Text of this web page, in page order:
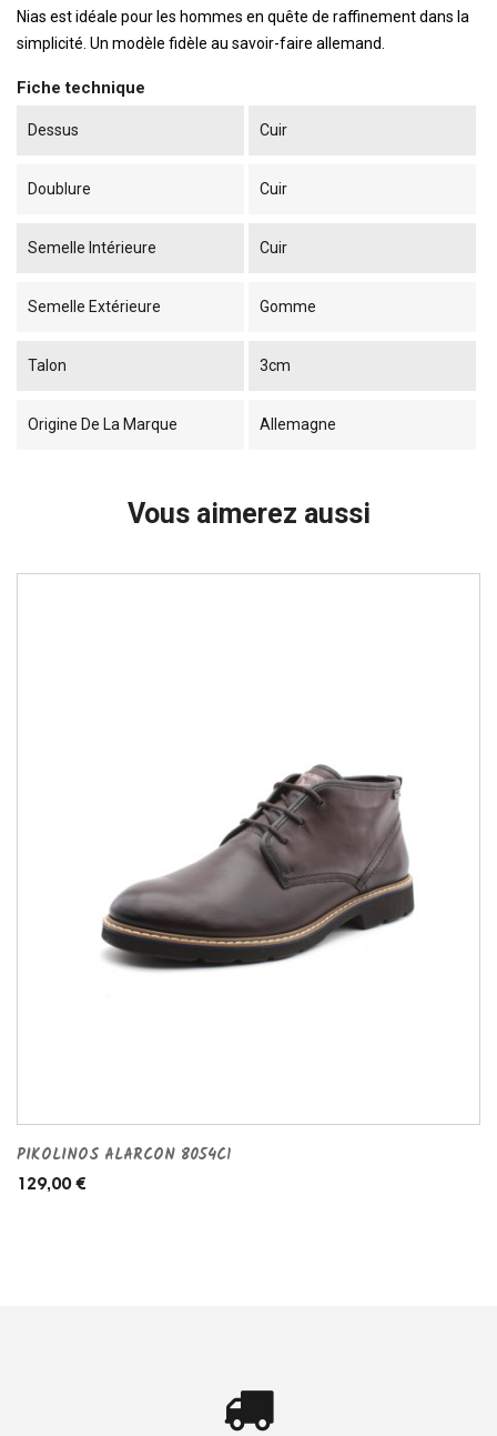
Nias est idéale pour les hommes en quête de raffinement dans la
simplicité. Un modèle fidèle au savoir-faire allemand.
Fiche technique
Dessus Cuir
Doublure Cuir
Semelle Intérieure Cuir
Semelle Extérieure Gomme
Talon 3cm
Origine De La Marque Allemagne
Vous aimerez aussi
PIKOLINOS ALARCON 8054C1
129,00 €